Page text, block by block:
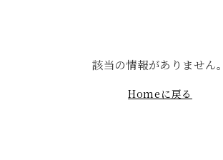
該当の情報がありません。
Homeに戻る